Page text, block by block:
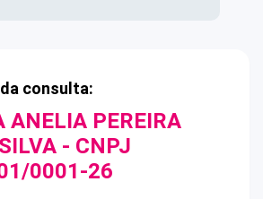
consulta:
ANELIA PEREIRA
- CNPJ
0001-26